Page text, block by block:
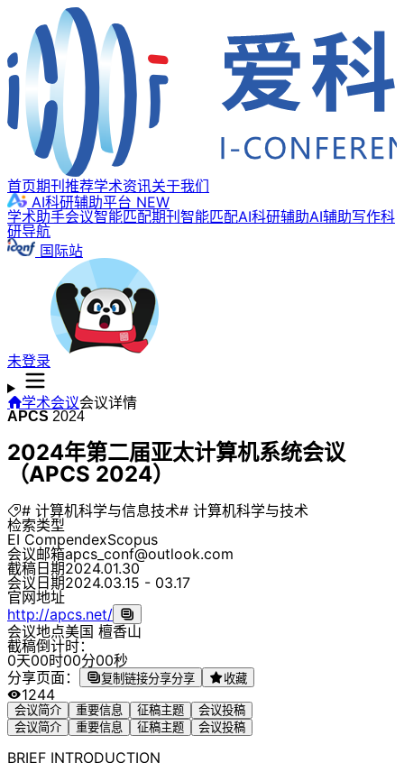
首页期刊推荐学术资讯关于我们
AI科研辅助平台 NEW
学术助手会议智能匹配期刊智能匹配AI科研辅助AI辅助写作科
研导航
国际站
未登录
学术会议会议详情
APCS 2024
2024年第二届亚太计算机系统会议
（APCS 2024）
# 计算机科学与信息技术# 计算机科学与技术
检索类型
EI CompendexScopus
会议邮箱apcs_conf@outlook.com
截稿日期2024.01.30
会议日期2024.03.15 - 03.17
官网地址
http://apcs.net/
会议地点美国 檀香山
截稿倒计时：
0天00时00分00秒
分享页面：
复制链接分享分享 收藏
1244
会议简介 重要信息 征稿主题
会议投稿
会议简介
重要信息 征稿主题 会议投稿
BRIEF INTRODUCTION